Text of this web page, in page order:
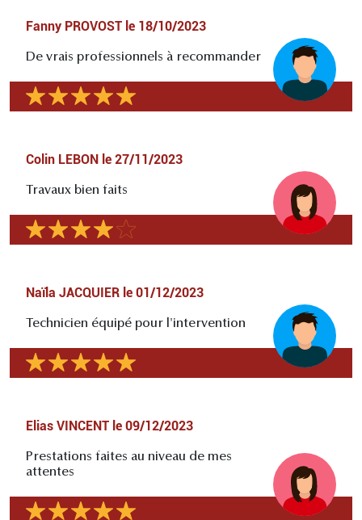
Fanny PROVOST le 18/10/2023
De vrais professionnels à recommander
Colin LEBON le 27/11/2023
Travaux bien faits
Naïla JACQUIER le 01/12/2023
Technicien équipé pour l'intervention
Elias VINCENT le 09/12/2023
Prestations faites au niveau de mes
attentes